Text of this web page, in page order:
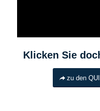
Klicken Sie
zu den